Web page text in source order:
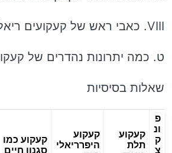
VIII. כאבי ראש של קעקועים ריאליסטיים
ט. כמה יתרונות נהדרים של
שאלות בסיסיות
פ
ונ
ק
צ
קעקוע
תלת
קעקוע
היפרריאלי
קעקוע כמו
סגנון חיים